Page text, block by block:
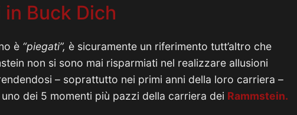
Buck Dich
è “piegati”, è sicuramente un riferimento tutt’altro che
non si sono mai risparmiati nel realizzare allusioni
– soprattutto nei primi anni della loro carriera –
dei 5 momenti più pazzi della carriera dei Rammstein.